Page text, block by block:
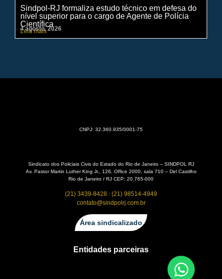
Sindpol-RJ formaliza estudo técnico em defesa do
nível superior para o cargo de Agente de Polícia
Científica
Leia mais
4 agosto, 2026
CNPJ: 32.360.935/0001-75
Sindicato dos Policiais Civis do Estado do Rio de Janeiro – SINDPOL RJ
Av. Pastor Martin Luther King Jr., 126, Office 2000, sala 710 – Del Castilho
Rio de Janeiro / RJ CEP: 20.765-000
(21) 3439-8428 / (21) 98514-4949
contato@sindpolrj.com.br
Área sindicalizado
Entidades parceiras